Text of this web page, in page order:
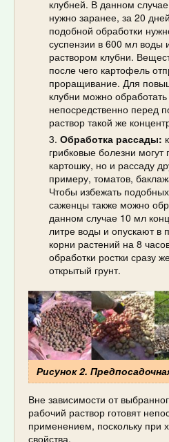
клубней. В данном
нужно заранее, за 20
подобной обработки
суспензии в 600 мл воды
раствором клубни.
после чего картофель
проращивание. Для
клубни можно
непосредственно перед
раствор такой же
Обработка рассады:
грибковые болезни могут
картошку, но и рассаду
примеру, томатов,
Чтобы избежать
саженцы также можно
данном случае 10 мл
литре воды и опускают в
корни растений на 8
обработки ростки сразу
открытый грунт.
Рисунок 2.
Вне зависимости от
рабочий раствор готовят
применением, поскольку при
свойства.